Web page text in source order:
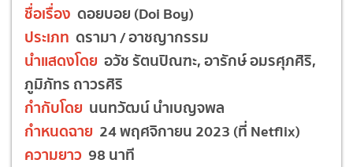
ชื่อเรื่อง ดอยบอย (Doi Boy)
ประเภท ดรามา / อาชญากรรม
นำแสดงโดย อวัช รัตนปิณฑะ, อารักษ์ อมรศุภศิริ,
ภูมิภัทร ถาวรศิริ
กำกับโดย นนทวัฒน์ นำเบญจพล
กำหนดฉาย 24 พฤศจิกายน 2023 (ที่ Netflix)
ความยาว 98 นาที